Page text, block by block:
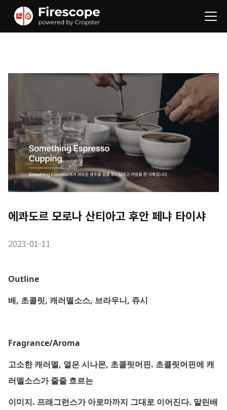
에콰도르 모로나 산티아고 후안 페냐 타이샤
2023-01-11
Outline
배, 초콜릿, 캐러멜소스, 브라우니, 쥬시
Fragrance/Aroma
고소한 캐러멜, 옅은 시나몬, 초콜릿머핀. 초콜릿머핀에 캐
러멜소스가 줄줄 흐르는
이미지. 프래그런스가 아로마까지 그대로 이어진다. 말린배